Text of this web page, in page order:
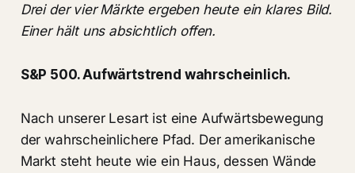
Drei der vier Märkte ergeben heute ein klares Bild.
Einer hält uns absichtlich offen.
S&P 500. Aufwärtstrend wahrscheinlich.
Nach unserer Lesart ist eine Aufwärtsbewegung
der wahrscheinlichere Pfad. Der amerikanische
Markt steht heute wie ein Haus, dessen Wände